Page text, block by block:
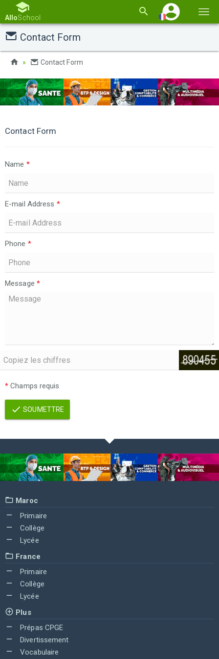
la
AlloSchool
Contact Form
Contact Form
Contact Form
Name *
E-mail Address *
Phone *
Message *
* Champs requis
SOUMETTRE
Maroc
Primaire
Collège
Lycée
France
Primaire
Collège
Lycée
Plus
Prépas CPGE
Divertissement
Vocabulaire